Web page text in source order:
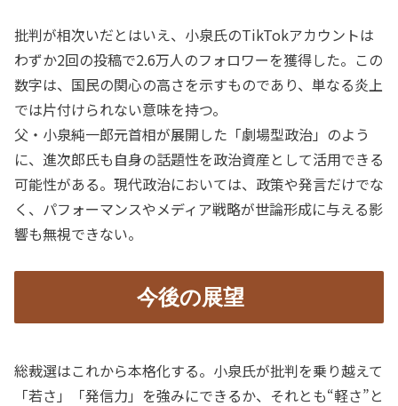
批判が相次いだとはいえ、小泉氏のTikTokアカウントは
わずか2回の投稿で2.6万人のフォロワーを獲得した。この
数字は、国民の関心の高さを示すものであり、単なる炎上
では片付けられない意味を持つ。
父・小泉純一郎元首相が展開した「劇場型政治」のよう
に、進次郎氏も自身の話題性を政治資産として活用できる
可能性がある。現代政治においては、政策や発言だけでな
く、パフォーマンスやメディア戦略が世論形成に与える影
響も無視できない。
今後の展望
総裁選はこれから本格化する。小泉氏が批判を乗り越えて
「若さ」「発信力」を強みにできるか、それとも“軽さ”と